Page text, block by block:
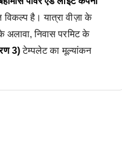
है। यात्रा वीज़ा के
निवास परमिट के
3)टेम्पलेट का मूल्यांकन